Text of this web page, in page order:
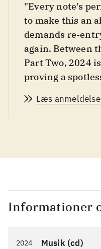
"Every note's
to make this an
demands re-
again. Between
Part Two, 2024
proving a
Læs anmeldelse
Informationer
2024 Musik (cd)